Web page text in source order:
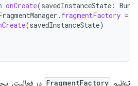
onCreate(savedInstanceState :
. fragmentFactory =
(savedInstanceState)
تنظیم FragmentFactory در فعالیت،